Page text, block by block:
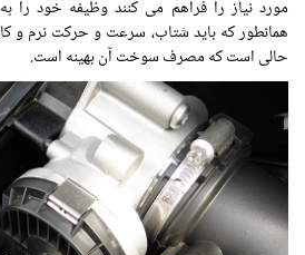
مورد نیاز را فراهم می کنند وظیفه خود را
همانطور که باید شتاب، سرعت و حرکت نرم و
حالی است که مصرف سوخت آن بهینه است.